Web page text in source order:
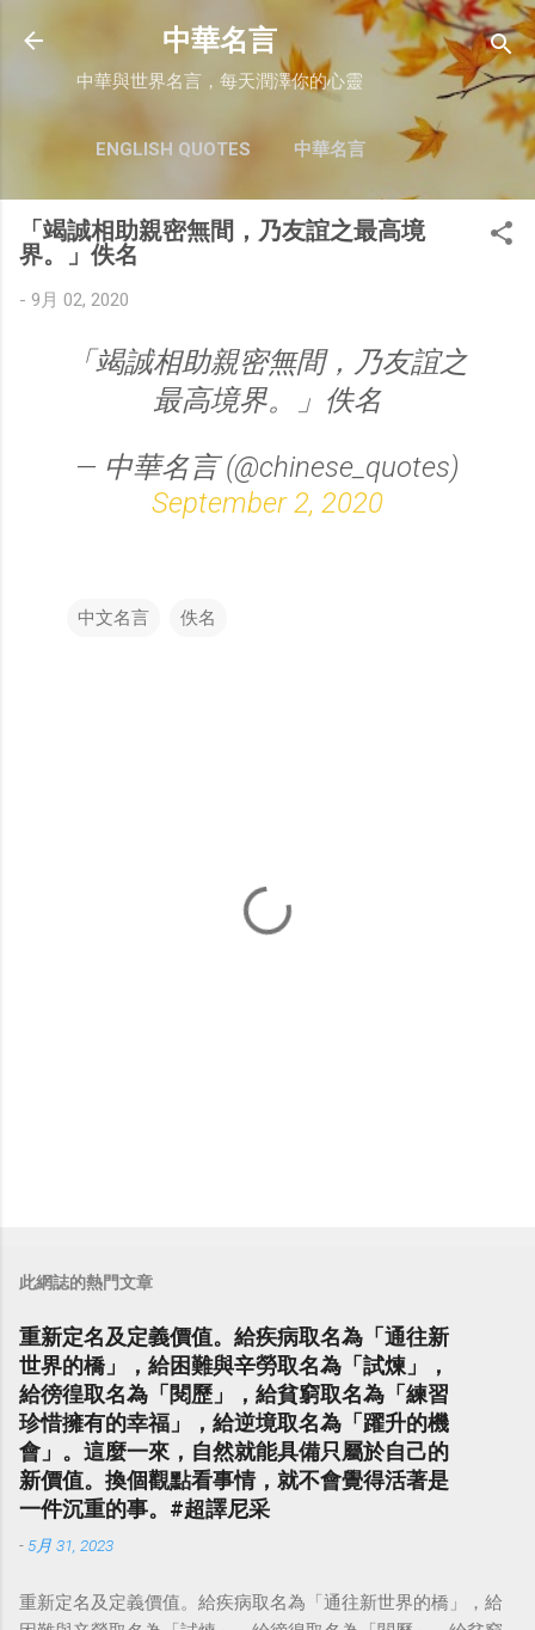
跳至主要內容
中華名言
中華與世界名言，每天潤澤你的心靈
ENGLISH QUOTES 中華名言
「竭誠相助親密無間，乃友誼之最高境
界。」佚名
- 9月 02, 2020
「竭誠相助親密無間，乃友誼之
最高境界。」佚名
— 中華名言 (@chinese_quotes)
September 2, 2020
中文名言 佚名
此網誌的熱門文章
重新定名及定義價值。給疾病取名為「通往新
世界的橋」，給困難與辛勞取名為「試煉」，
給徬徨取名為「閱歷」，給貧窮取名為「練習
珍惜擁有的幸福」，給逆境取名為「躍升的機
會」。這麼一來，自然就能具備只屬於自己的
新價值。換個觀點看事情，就不會覺得活著是
一件沉重的事。#超譯尼采
- 5月 31, 2023
重新定名及定義價值。給疾病取名為「通往新世界的橋」，給